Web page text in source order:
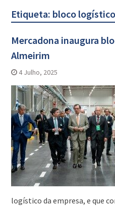
Etiqueta: bloco logístico
Mercadona inaugura
Almeirim
4 Julho, 2025
logístico da empresa, e que